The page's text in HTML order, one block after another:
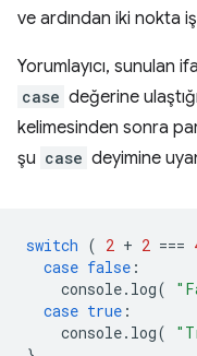
ve ardından iki nokta
Yorumlayıcı, sunulan
case değerine
kelimesinden sonra
şu case deyimine
switch ( 2 + 2 ===
case false :
console. log(
case true :
console. log(